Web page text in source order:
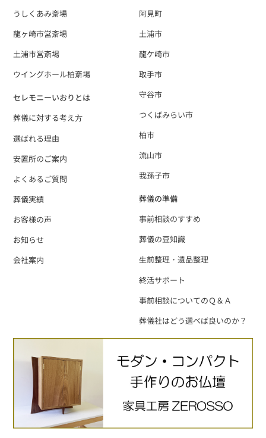
うしくあみ斎場
龍ヶ崎市営斎場
土浦市営斎場
ウイングホール柏斎場
阿見町
土浦市
龍ケ崎市
取手市
守谷市
つくばみらい市
柏市
流山市
我孫子市
セレモニーいおりとは
葬儀に対する考え⽅
選ばれる理由
安置所のご案内
よくあるご質問
葬儀実績
お客様の声
お知らせ
会社案内
葬儀の準備
事前相談のすすめ
葬儀の豆知識
⽣前整理・遺品整理
終活サポート
事前相談についてのＱ＆Ａ
葬儀社はどう選べば良いのか？